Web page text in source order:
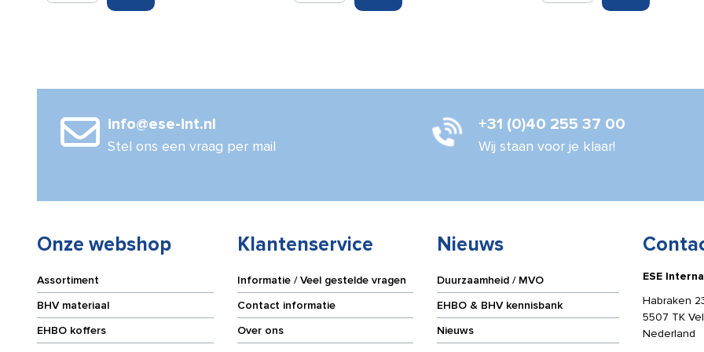
info@ese-int.nl
Stel ons een vraag per mail
+31 (0)40 255 37 00
Wij staan voor je klaar!
Onze webshop
Assortiment
BHV materiaal
EHBO koffers
Klantenservice
Informatie / Veel gestelde vragen
Contact informatie
Over ons
Nieuws
Duurzaamheid / MVO
EHBO & BHV kennisbank
Nieuws
ESE
Habraken
5507 TK
Nederland